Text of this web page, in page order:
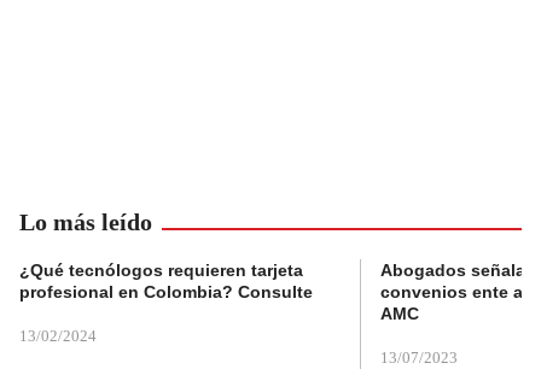
Lo más leído
¿Qué tecnólogos requieren tarjeta
profesional en Colombia? Consulte
13/02/2024
Abogados
convenios ente
AMC
13/07/2023